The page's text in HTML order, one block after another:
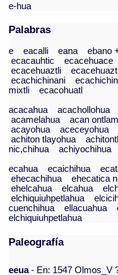
e-hua
Palabras
e eacalli eana ebano
ecacauhtic
ecacehuace
ecacehuaztli
ecachichinani
mixtli
ecacohuatl
acacahua
acachollohua
acamelahua
acan
acayohua
aceceyohua
achiton tlayohua
nic,chihua
achiyochihua
ecahua
ecaichihua
ehecachihua
ehecatica
ehelcahua
elcahua
elchiquiuhpetlahua
cuenchihua
ellacuahua
elchiquiuhpetlahua
Paleografía
eeua- En: 1547 Olmos_V